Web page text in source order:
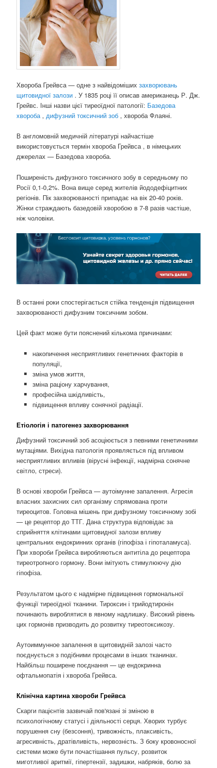
Хвороба Грейвса — одне з найвідомішихзахворювань
щитовидної залози . У 1835 році її описав американець Р. Дж.
Грейвс. Інші назви цієї тиреоїдної патології: Базедова
хвороба ,дифузний токсичний зоб , хвороба Флаяні.
В англомовній медичній літературі найчастіше
використовується термін хвороба Грейвса , в німецьких
джерелах — Базедова хвороба.
Поширеність дифузного токсичного зобу в середньому по
Росії 0,1-0,2%. Вона вище серед жителів йододефіцитних
регіонів. Пік захворюваності припадає на вік 20-40 років.
Жінки страждають базедовій хворобою в 7-8 разів частіше,
ніж чоловіки.
В останні роки спостерігається стійка тенденція підвищення
захворюваності дифузним токсичним зобом.
Цей факт може бути пояснений кількома причинами:
накопичення несприятливих генетичних факторів в
популяції,
зміна умов життя,
зміна раціону харчування,
професійна шкідливість,
підвищення впливу сонячної радіації.
Етіологія і патогенез захворювання
Дифузний токсичний зоб асоціюється з певними генетичними
мутаціями. Вихідна патологія проявляється під впливом
несприятливих впливів (вірусні інфекції, надмірна сонячне
світло, стреси).
В основі хвороби Грейвса — аутоімунне запалення. Агресія
власних захисних сил організму спрямована проти
тиреоцитов. Головна мішень при дифузному токсичному зобі
— це рецептор до ТТГ. Дана структура відповідає за
сприйняття клітинами щитовидної залози впливу
центральних ендокринних органів (гіпофіза і гіпоталамуса).
При хвороби Грейвса виробляються антитіла до рецептора
тиреотропного гормону. Вони імітують стимулюючу дію
гіпофіза.
Результатом цього є надмірне підвищення гормональної
функції тиреоїдної тканини. Тироксин і трийодтиронін
починають вироблятися в явному надлишку. Високий рівень
цих гормонів призводить до розвитку тиреотоксикозу.
Аутоиммунное запалення в щитовидній залозі часто
поєднується з подібними процесами в інших тканинах.
Найбільш поширене поєднання — це ендокринна
офтальмопатія і хвороба Грейвса.
Клінічна картина хвороби Грейвса
Скарги пацієнтів зазвичай пов'язані зі зміною в
психологічному статусі і діяльності серця. Хворих турбує
порушення сну (безсоння), тривожність, плаксивість,
агресивність, дратівливість, нервозність. З боку кровоносної
системи може бути почастішання пульсу, розвиток
миготливої ​​аритмії, гіпертензії, задишки, набряків, болю за